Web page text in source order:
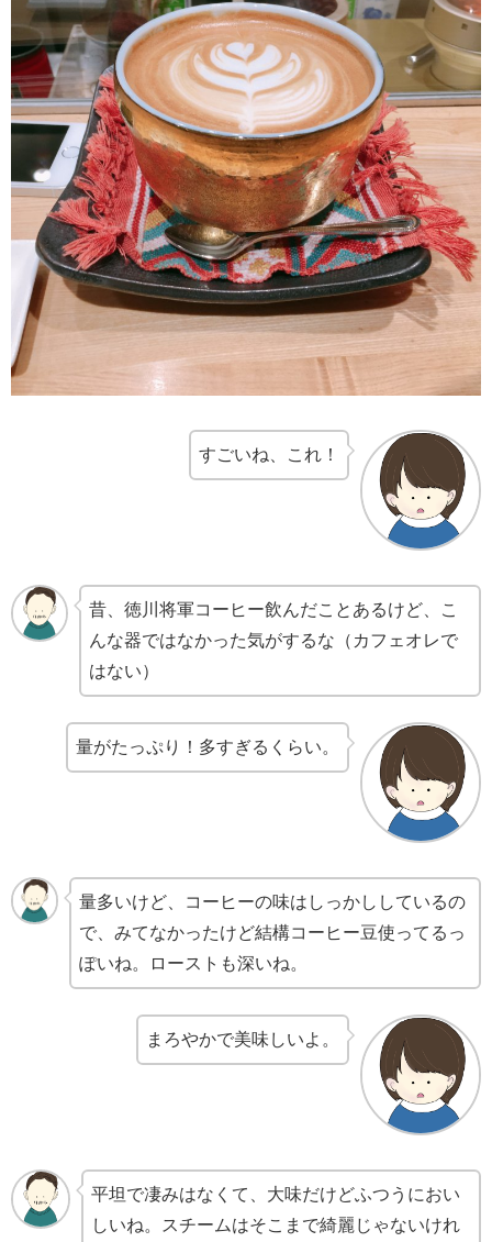
すごいね、これ！
昔、徳川将軍コーヒー飲んだことあるけど、こ
んな器ではなかった気がするな（カフェオレで
はない）
量がたっぷり！多すぎるくらい。
量多いけど、コーヒーの味はしっかししているの
で、みてなかったけど結構コーヒー豆使ってるっ
ぽいね。ローストも深いね。
まろやかで美味しいよ。
平坦で凄みはなくて、大味だけどふつうにおい
しいね。スチームはそこまで綺麗じゃないけれ